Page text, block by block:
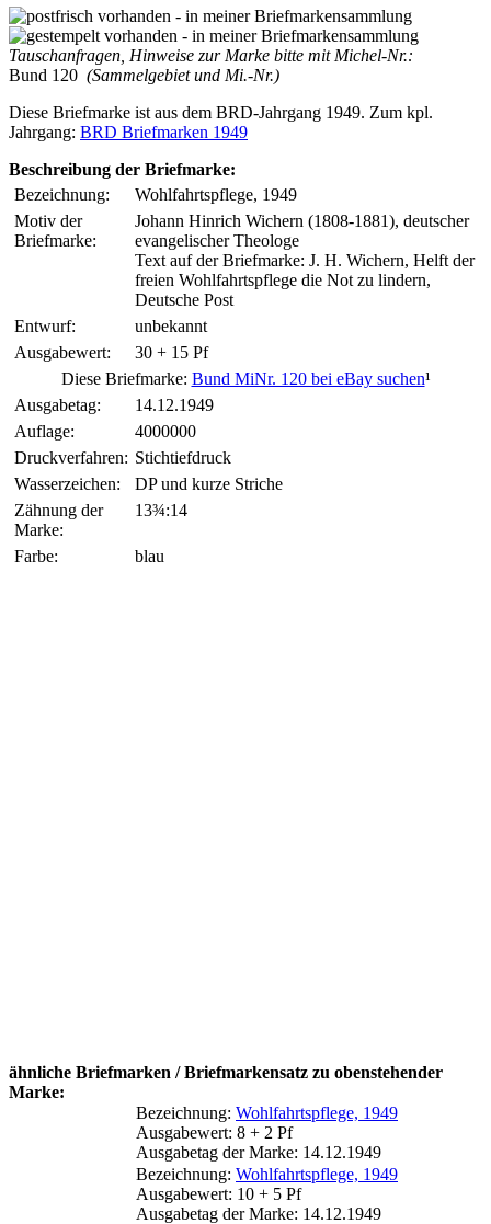
Tauschanfragen, Hinweise zur Marke bitte mit Michel-Nr.:
Bund 120 (Sammelgebiet und Mi.-Nr.)
Diese Briefmarke ist aus dem BRD-Jahrgang 1949. Zum kpl.
Jahrgang: BRD Briefmarken 1949
Beschreibung der Briefmarke:
Bezeichnung:
Wohlfahrtspflege, 1949
Motiv der
Briefmarke:
Johann Hinrich Wichern (1808-1881), deutscher
evangelischer Theologe
Text auf der Briefmarke: J. H. Wichern, Helft der
freien Wohlfahrtspflege die Not zu lindern,
Deutsche Post
Entwurf:
unbekannt
Ausgabewert:
30 + 15 Pf
Diese Briefmarke: Bund MiNr. 120 bei eBay suchen¹
Ausgabetag:
14.12.1949
Auflage:
4000000
Druckverfahren: Stichtiefdruck
Wasserzeichen:
DP und kurze Striche
Zähnung der
Marke:
13¾:14
Farbe: blau
ähnliche Briefmarken / Briefmarkensatz zu obenstehender
Marke:
Bezeichnung: Wohlfahrtspflege, 1949
Ausgabewert: 8 + 2 Pf
Ausgabetag der Marke: 14.12.1949
Bezeichnung: Wohlfahrtspflege, 1949
Ausgabewert: 10 + 5 Pf
Ausgabetag der Marke: 14.12.1949